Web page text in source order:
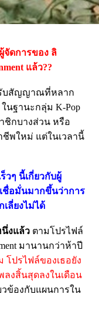
จัดการของ ลิ
แล้ว??
รับสัญญาณที่หลาก
นฐานะกลุ่ม K-Pop
ชิกบางส่วน หรือ
พใหม่ แต่ในเวลานี้
วๆ นี้เกี่ยวกับผู้
ชื่อมั่นมากขึ้นว่าการ
ลี่ยงไม่ได้
นึ่งแล้ว ตามโปรไฟล์
มานานกว่าห้าปี
โปรไฟล์ของเธอยัง
ลงสิ้นสุดลงในเดือน
ข้องกับแผนการใน